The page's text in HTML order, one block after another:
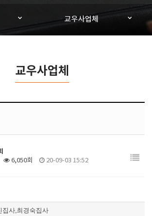
교우사업체
교우사업체
6,050회 20-09-03 15:52
집사,최경숙집사